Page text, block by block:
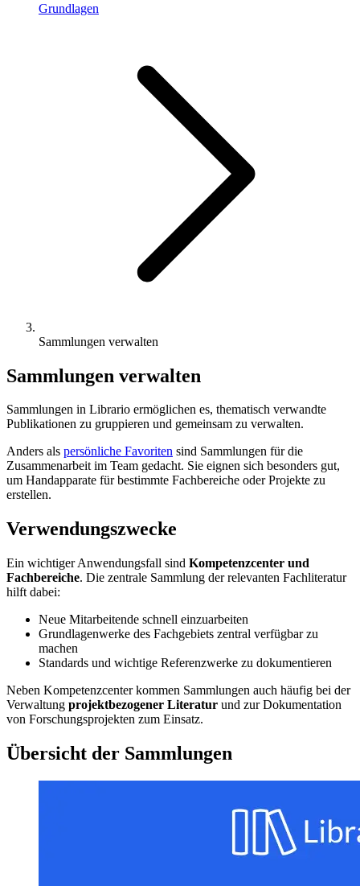
Grundlagen
Sammlungen verwalten
Sammlungen verwalten
Sammlungen in Librario ermöglichen es, thematisch verwandte
Publikationen zu gruppieren und gemeinsam zu verwalten.
Anders als persönliche Favoriten sind Sammlungen für die
Zusammenarbeit im Team gedacht. Sie eignen sich besonders gut,
um Handapparate für bestimmte Fachbereiche oder Projekte zu
erstellen.
Verwendungszwecke
Ein wichtiger Anwendungsfall sind Kompetenzcenter und
Fachbereiche. Die zentrale Sammlung der relevanten Fachliteratur
hilft dabei:
Neue Mitarbeitende schnell einzuarbeiten
Grundlagenwerke des Fachgebiets zentral verfügbar zu
machen
Standards und wichtige Referenzwerke zu dokumentieren
Neben Kompetenzcenter kommen Sammlungen auch häufig bei der
Verwaltung projektbezogener Literatur und zur Dokumentation
von Forschungsprojekten zum Einsatz.
Übersicht der Sammlungen